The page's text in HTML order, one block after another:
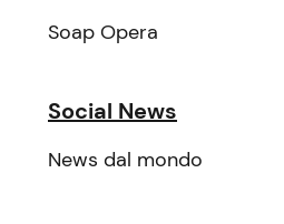
Soap Opera
Social News
News dal mondo